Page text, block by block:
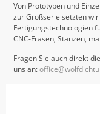
Von Prototypen und
zur Großserie setzten
Fertigungstechnologien
CNC-Fräsen, Stanzen,
Fragen Sie auch direkt
uns an: